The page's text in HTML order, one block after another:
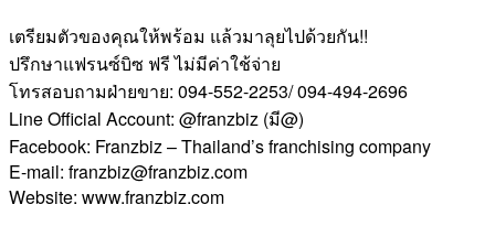
เตรียมตัวของคุณให้พร้อม แล้วมาลุยไปด้วยกัน!!
ปรึกษาแฟรนซ์บิซ ฟรี ไม่มีค่าใช้จ่าย
โทรสอบถามฝ่ายขาย: 094-552-2253/ 094-494-2696
Line Official Account: @franzbiz (มี@)
Facebook: Franzbiz – Thailand’s franchising company
E-mail: franzbiz@franzbiz.com
Website: www.franzbiz.com